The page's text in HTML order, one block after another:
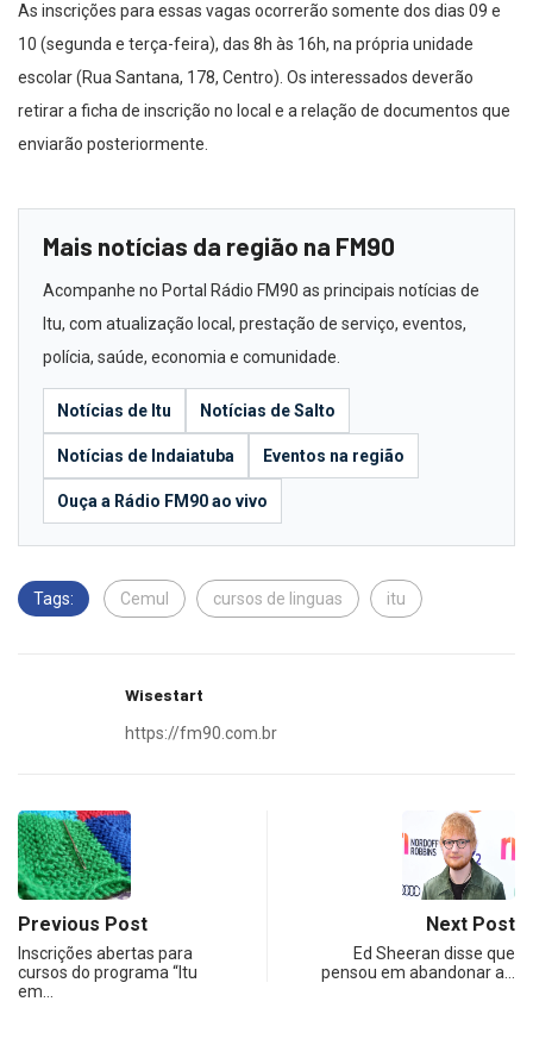
As inscrições para essas vagas ocorrerão somente dos dias 09 e
10 (segunda e terça-feira), das 8h às 16h, na própria unidade
escolar (Rua Santana, 178, Centro). Os interessados deverão
retirar a ficha de inscrição no local e a relação de documentos que
enviarão posteriormente.
Mais notícias da região na FM90
Acompanhe no Portal Rádio FM90 as principais notícias de
Itu, com atualização local, prestação de serviço, eventos,
polícia, saúde, economia e comunidade.
Notícias de Itu Notícias de Salto
Notícias de Indaiatuba Eventos na região
Ouça a Rádio FM90 ao vivo
Tags: Cemul cursos de linguas itu
Wisestart
https://fm90.com.br
Previous Post
Inscrições abertas para
cursos do programa “Itu
em…
Next Post
Ed Sheeran disse que
pensou em abandonar a…